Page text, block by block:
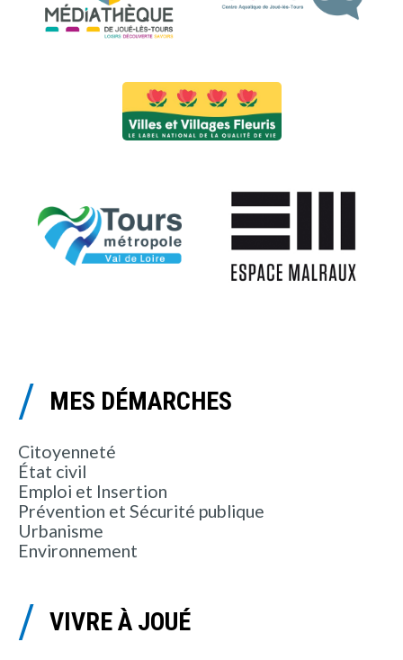
MES DÉMARCHES
Citoyenneté
État civil
Emploi et Insertion
Prévention et Sécurité publique
Urbanisme
Environnement
VIVRE À JOUÉ